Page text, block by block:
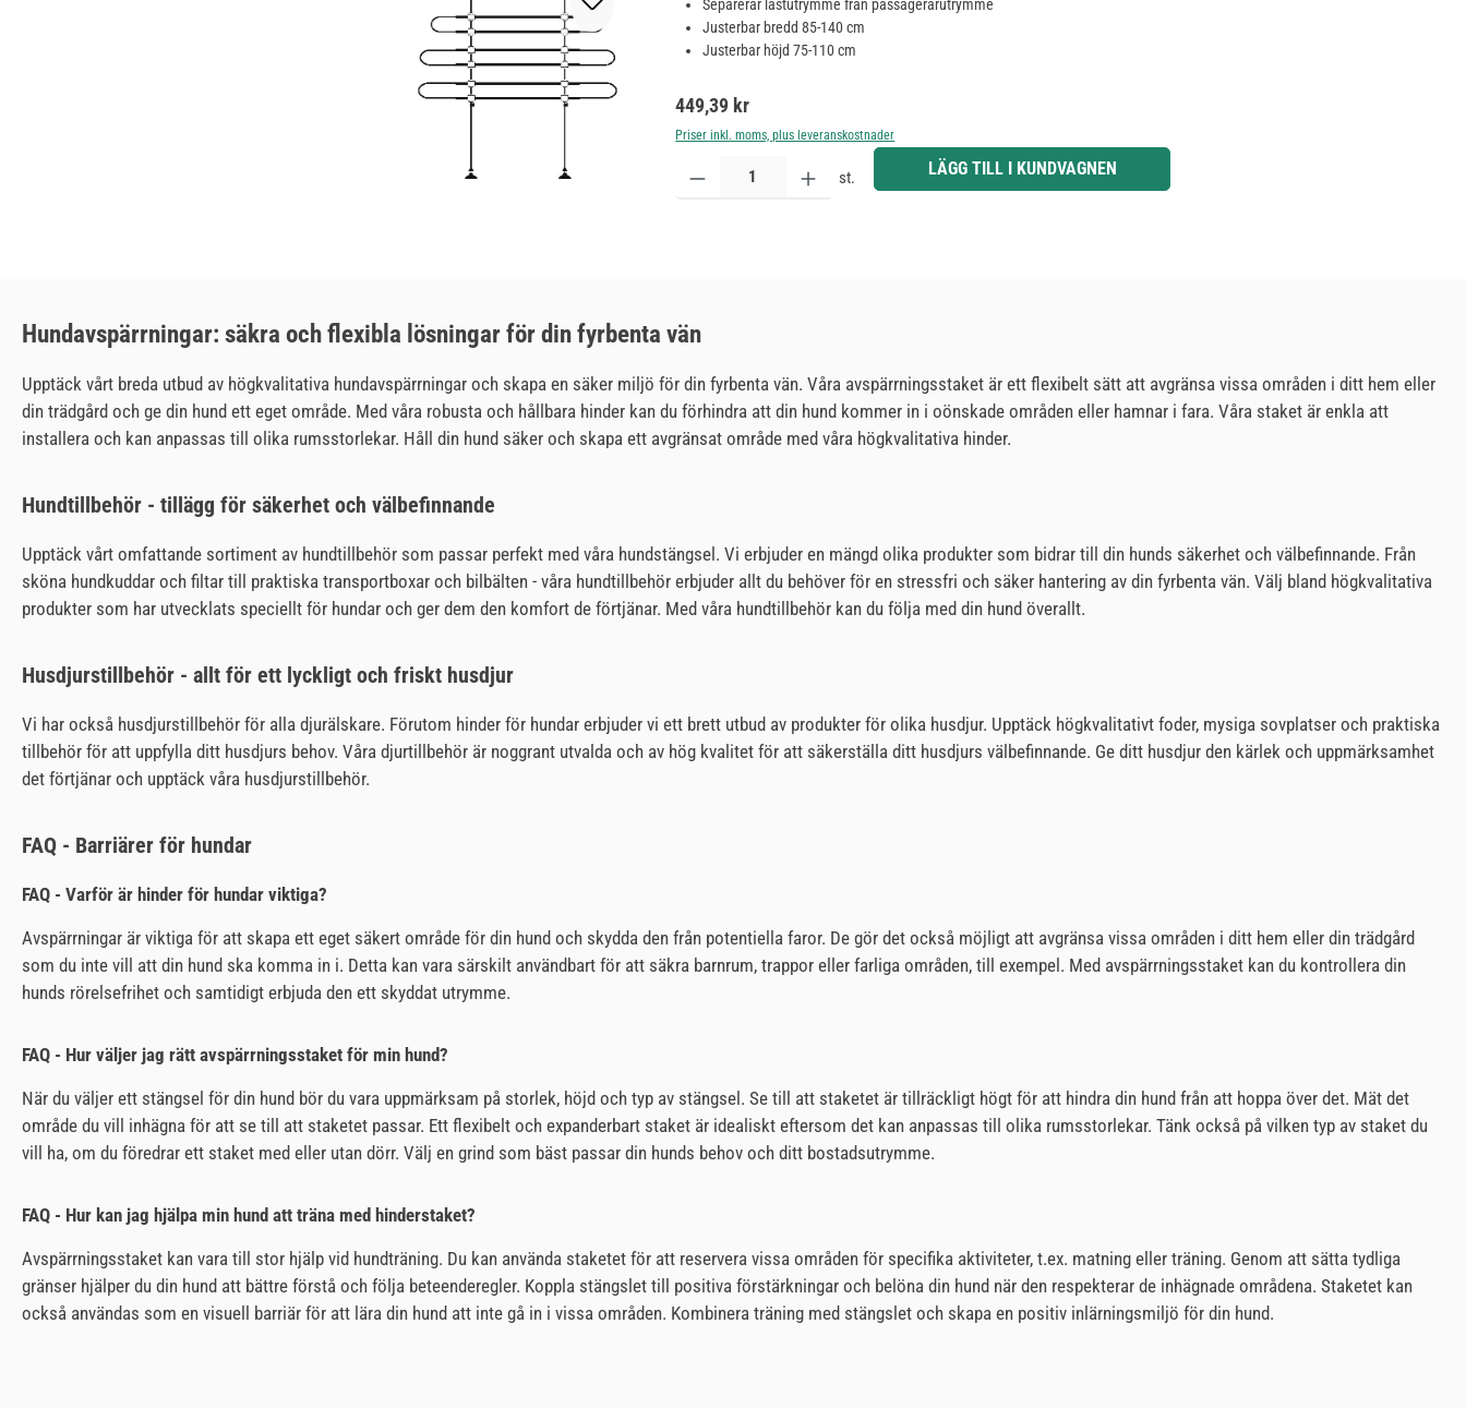
Separerar lastutrymme från passagerarutrymme
Justerbar bredd 85-140 cm
Justerbar höjd 75-110 cm
Ordinarie pris:
449,39 kr
Priser inkl. moms, plus leveranskostnader
Produktkvantitet: Ange önskat belopp eller använd knapparna för att öka eller minska kvantiteten.
st. LÄGG TILL I KUNDVAGNEN
Hundavspärrningar: säkra och flexibla lösningar för din fyrbenta vän
Upptäck vårt breda utbud av högkvalitativa hundavspärrningar och skapa en säker miljö för din fyrbenta vän. Våra avspärrningsstaket är ett flexibelt sätt att avgränsa vissa områden i ditt hem eller
din trädgård och ge din hund ett eget område. Med våra robusta och hållbara hinder kan du förhindra att din hund kommer in i oönskade områden eller hamnar i fara. Våra staket är enkla att
installera och kan anpassas till olika rumsstorlekar. Håll din hund säker och skapa ett avgränsat område med våra högkvalitativa hinder.
Hundtillbehör - tillägg för säkerhet och välbefinnande
Upptäck vårt omfattande sortiment av hundtillbehör som passar perfekt med våra hundstängsel. Vi erbjuder en mängd olika produkter som bidrar till din hunds säkerhet och välbefinnande. Från
sköna hundkuddar och filtar till praktiska transportboxar och bilbälten - våra hundtillbehör erbjuder allt du behöver för en stressfri och säker hantering av din fyrbenta vän. Välj bland högkvalitativa
produkter som har utvecklats speciellt för hundar och ger dem den komfort de förtjänar. Med våra hundtillbehör kan du följa med din hund överallt.
Husdjurstillbehör - allt för ett lyckligt och friskt husdjur
Vi har också husdjurstillbehör för alla djurälskare. Förutom hinder för hundar erbjuder vi ett brett utbud av produkter för olika husdjur. Upptäck högkvalitativt foder, mysiga sovplatser och praktiska
tillbehör för att uppfylla ditt husdjurs behov. Våra djurtillbehör är noggrant utvalda och av hög kvalitet för att säkerställa ditt husdjurs välbefinnande. Ge ditt husdjur den kärlek och uppmärksamhet
det förtjänar och upptäck våra husdjurstillbehör.
FAQ - Barriärer för hundar
FAQ - Varför är hinder för hundar viktiga?
Avspärrningar är viktiga för att skapa ett eget säkert område för din hund och skydda den från potentiella faror. De gör det också möjligt att avgränsa vissa områden i ditt hem eller din trädgård
som du inte vill att din hund ska komma in i. Detta kan vara särskilt användbart för att säkra barnrum, trappor eller farliga områden, till exempel. Med avspärrningsstaket kan du kontrollera din
hunds rörelsefrihet och samtidigt erbjuda den ett skyddat utrymme.
FAQ - Hur väljer jag rätt avspärrningsstaket för min hund?
När du väljer ett stängsel för din hund bör du vara uppmärksam på storlek, höjd och typ av stängsel. Se till att staketet är tillräckligt högt för att hindra din hund från att hoppa över det. Mät det
område du vill inhägna för att se till att staketet passar. Ett flexibelt och expanderbart staket är idealiskt eftersom det kan anpassas till olika rumsstorlekar. Tänk också på vilken typ av staket du
vill ha, om du föredrar ett staket med eller utan dörr. Välj en grind som bäst passar din hunds behov och ditt bostadsutrymme.
FAQ - Hur kan jag hjälpa min hund att träna med hinderstaket?
Avspärrningsstaket kan vara till stor hjälp vid hundträning. Du kan använda staketet för att reservera vissa områden för specifika aktiviteter, t.ex. matning eller träning. Genom att sätta tydliga
gränser hjälper du din hund att bättre förstå och följa beteenderegler. Koppla stängslet till positiva förstärkningar och belöna din hund när den respekterar de inhägnade områdena. Staketet kan
också användas som en visuell barriär för att lära din hund att inte gå in i vissa områden. Kombinera träning med stängslet och skapa en positiv inlärningsmiljö för din hund.